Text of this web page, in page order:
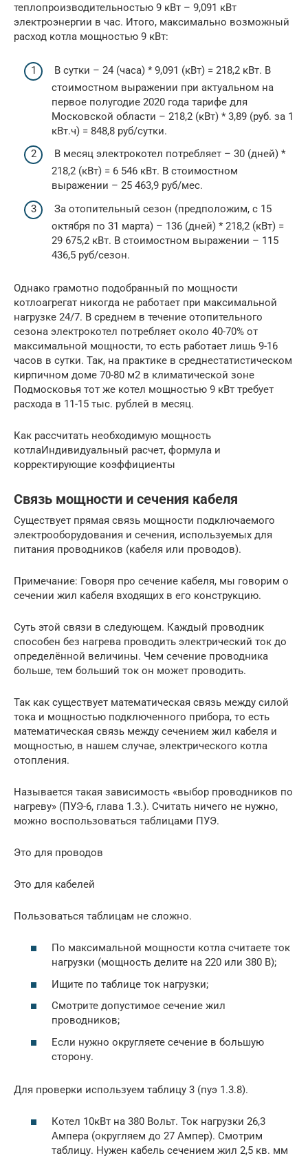
теплопроизводительностью 9 кВт – 9,091 кВт
электроэнергии в час. Итого, максимально возможный
расход котла мощностью 9 кВт:
В сутки – 24 (часа) * 9,091 (кВт) = 218,2 кВт. В
стоимостном выражении при актуальном на
первое полугодие 2020 года тарифе для
Московской области – 218,2 (кВт) * 3,89 (руб. за 1
кВт.ч) = 848,8 руб/сутки.
В месяц электрокотел потребляет – 30 (дней) *
218,2 (кВт) = 6 546 кВт. В стоимостном
выражении – 25 463,9 руб/мес.
За отопительный сезон (предположим, с 15
октября по 31 марта) – 136 (дней) * 218,2 (кВт) =
29 675,2 кВт. В стоимостном выражении – 115
436,5 руб/сезон.
Однако грамотно подобранный по мощности
котлоагрегат никогда не работает при максимальной
нагрузке 24/7. В среднем в течение отопительного
сезона электрокотел потребляет около 40-70% от
максимальной мощности, то есть работает лишь 9-16
часов в сутки. Так, на практике в среднестатистическом
кирпичном доме 70-80 м2 в климатической зоне
Подмосковья тот же котел мощностью 9 кВт требует
расхода в 11-15 тыс. рублей в месяц.
Как рассчитать необходимую мощность
котлаИндивидуальный расчет, формула и
корректирующие коэффициенты
Связь мощности и сечения кабеля
Существует прямая связь мощности подключаемого
электрооборудования и сечения, используемых для
питания проводников (кабеля или проводов).
Примечание: Говоря про сечение кабеля, мы говорим о
сечении жил кабеля входящих в его конструкцию.
Суть этой связи в следующем. Каждый проводник
способен без нагрева проводить электрический ток до
определённой величины. Чем сечение проводника
больше, тем больший ток он может проводить.
Так как существует математическая связь между силой
тока и мощностью подключенного прибора, то есть
математическая связь между сечением жил кабеля и
мощностью, в нашем случае, электрического котла
отопления.
Называется такая зависимость «выбор проводников по
нагреву» (ПУЭ-6, глава 1.3.). Считать ничего не нужно,
можно воспользоваться таблицами ПУЭ.
Это для проводов
Это для кабелей
Пользоваться таблицам не сложно.
По максимальной мощности котла считаете ток
нагрузки (мощность делите на 220 или 380 В);
Ищите по таблице ток нагрузки;
Смотрите допустимое сечение жил
проводников;
Если нужно округляете сечение в большую
сторону.
Для проверки используем таблицу 3 (пуэ 1.3.8).
Котел 10кВт на 380 Вольт. Ток нагрузки 26,3
Ампера (округляем до 27 Ампер). Смотрим
таблицу. Нужен кабель сечением жил 2,5 кв. мм